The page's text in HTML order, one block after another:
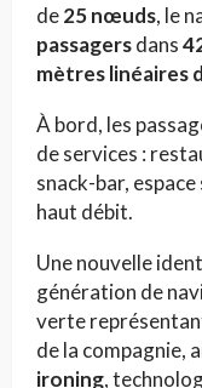
de25 nœuds, le
passagersdans
mètres linéaires
À bord, les
de services :
snack-bar,
haut débit.
Une nouvelle
génération de
verte
de la compagnie,
ironing,